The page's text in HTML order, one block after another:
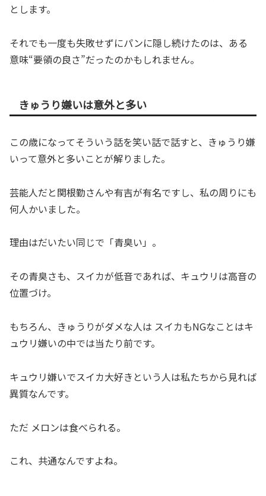
とします。
それでも一度も失敗せずにパンに隠し続けたのは、ある
意味“要領の良さ”だったのかもしれません。
きゅうり嫌いは意外と多い
この歳になってそういう話を笑い話で話すと、きゅうり嫌
いって意外と多いことが解りました。
芸能人だと関根勤さんや有吉が有名ですし、私の周りにも
何人かいました。
理由はだいたい同じで「青臭い」。
その青臭さも、スイカが低音であれば、キュウリは高音の
位置づけ。
もちろん、きゅうりがダメな人は スイカもNGなことはキ
ュウリ嫌いの中では当たり前です。
キュウリ嫌いでスイカ大好きという人は私たちから見れば
異質なんです。
ただ メロンは食べられる。
これ、共通なんですよね。